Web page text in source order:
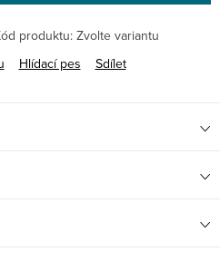
produktu: Zvolte variantu
Hlídací pes Sdílet